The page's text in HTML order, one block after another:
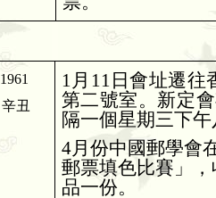
1961
辛丑
1 月 11 日會址遷往
第二號室。新定
隔一個星期三下
4月份中國郵學會
郵票填色比賽」，
品一份。